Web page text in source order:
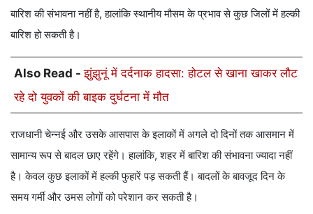
बारिश की संभावना नहीं है, हालांकि स्थानीय मौसम के प्रभाव से कुछ जिलों में हल्की
बारिश हो सकती है।
Also Read -झुंझुनूं में दर्दनाक हादसा: होटल से खाना खाकर लौट
रहे दो युवकों की बाइक दुर्घटना में मौत
राजधानी चेन्नई और उसके आसपास के इलाकों में अगले दो दिनों तक आसमान में
सामान्य रूप से बादल छाए रहेंगे। हालांकि, शहर में बारिश की संभावना ज्यादा नहीं
है। केवल कुछ इलाकों में हल्की फुहारें पड़ सकती हैं। बादलों के बावजूद दिन के
समय गर्मी और उमस लोगों को परेशान कर सकती है।